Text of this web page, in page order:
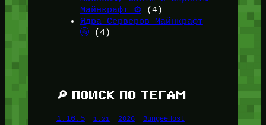
Майнкрафт ⚙️ (4)
Ядра Серверов Майнкрафт
🚰(4)
🔎 ПОИСК ПО ТЕГАМ
1.16.5 1.21 2026 BungeeHost